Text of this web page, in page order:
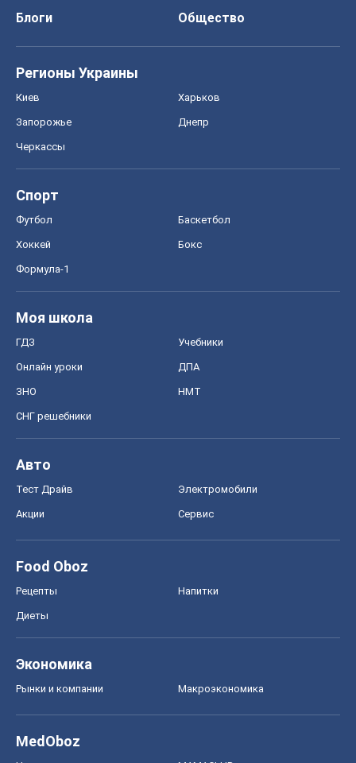
Блоги
Общество
Регионы Украины
Киев Харьков
Запорожье Днепр
Черкассы
Спорт
Футбол Баскетбол
Хоккей Бокс
Формула-1
Моя школа
ГДЗ Учебники
Онлайн уроки ДПА
ЗНО НМТ
СНГ решебники
Авто
Тест Драйв Электромобили
Акции Сервис
Food Oboz
Рецепты Напитки
Диеты
Экономика
Рынки и компании Mакроэкономика
MedOboz